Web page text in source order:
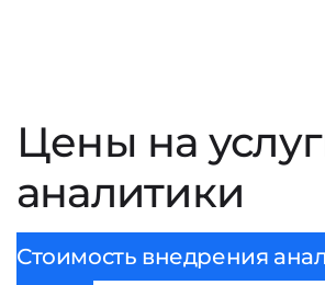
Цены на
аналитики
Стоимость внедрения